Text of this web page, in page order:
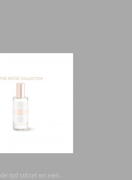
tijd stilzet en een…